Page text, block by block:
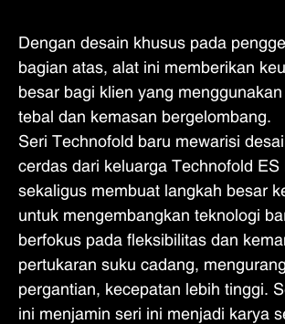
Dengan desain khusus pada
bagian atas, alat ini memberikan
besar bagi klien yang
tebal dan kemasan bergelombang.
Seri Technofold baru mewarisi
cerdas dari keluarga Technofold ES
sekaligus membuat langkah besar
untuk mengembangkan teknologi
berfokus pada fleksibilitas dan
pertukaran suku cadang,
pergantian, kecepatan lebih tinggi.
ini menjamin seri ini menjadi karya